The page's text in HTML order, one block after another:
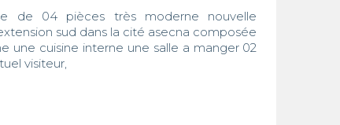
de 04 pièces très moderne nouvelle
sud dans la cité asecna composée
une cuisine interne une salle a manger 02
visiteur,